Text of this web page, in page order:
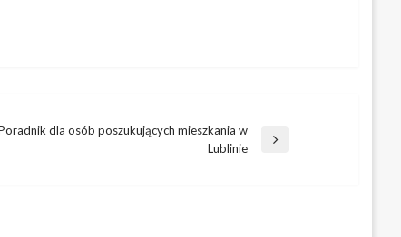
dla osób poszukujących mieszkania w
Lublinie